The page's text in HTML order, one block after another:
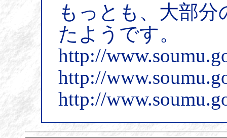
もっとも、大部
たようです。
http://
http://
http://